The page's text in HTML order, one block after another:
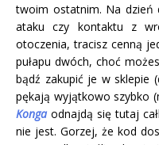
twoim ostatnim. Na dzień
ataku czy kontaktu z
otoczenia, tracisz cenną
pułapu dwóch, choć
bądź zakupić je w sklepie
pękają wyjątkowo szybko
Konga odnajdą się tutaj
nie jest. Gorzej, że kod